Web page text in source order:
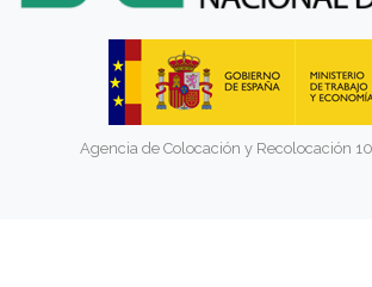
Agencia de Colocación y Recolocación